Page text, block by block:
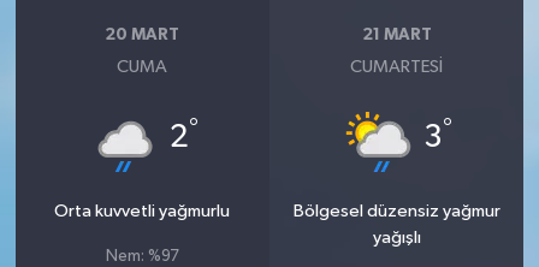
20 MART
CUMA
2°
Orta kuvvetli yağmurlu
Nem: %97
21 MART
CUMARTESI
3°
Bölgesel düzensiz yağmur
yağışlı